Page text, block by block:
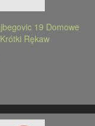
19 Domowe
Rękaw